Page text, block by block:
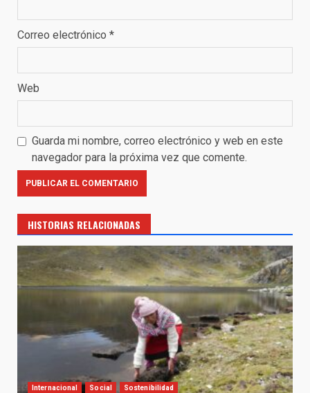
Correo electrónico *
Web
Guarda mi nombre, correo electrónico y web en este
navegador para la próxima vez que comente.
HISTORIAS RELACIONADAS
Internacional Social Sostenibilidad